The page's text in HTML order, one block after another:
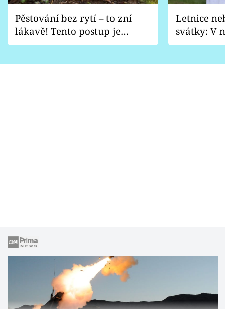
Pěstování bez rytí – to zní
lákavě! Tento postup je
vhodný jen pro některé
Letnice
svátky: V
pondělí